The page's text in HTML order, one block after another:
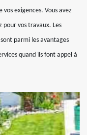
exigences. Vous avez
pour vos travaux. Les
parmi les avantages
quand ils font appel à